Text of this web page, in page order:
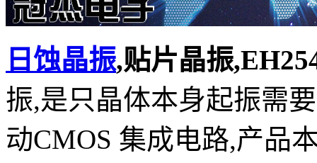
日蚀晶振,贴片晶振
振,是只晶体本身起振需
动CMOS 集成电路,产品